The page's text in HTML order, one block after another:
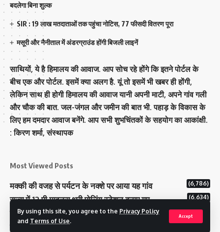
By using this site, you agree to the Privacy Policy
and Terms of Use.
Accept
बदलेगा बिना शुल्क
SIR : 19 लाख मतदाताओं तक पहुंचा नोटिस, 77 फीसदी वितरण पूरा
मसूरी और नैनीताल में अंडरग्राउंड होंगी बिजली लाइनें
साथियों, ये है हिमालय की आवाज. आप सोच रहे होंगे कि इतने पोर्टल के
बीच एक और पोर्टल. इसमें क्या अलग है. यूं तो इसमें भी खबर ही होंगी,
लेकिन साथ ही होगी हिमालय की आवाज यानी अपनी माटी, अपने गांव गली
और चौक की बात. जल-जंगल और जमीन की बात भी. पहाड़ के विकास के
लिए हम दमदार आवाज बनेंगे. आप सभी शुभचिंतकों के सहयोग का आकांक्षी.
: किरण शर्मा, संस्‍थापक
Most Viewed Posts
मक्‍की की वजह से पर्यटन के नक्‍शे पर आया यह गांव (6,786)
राज्य में 12 पी माइनस थ्री पोलिंग स्टेशन बनाए गए (6,634)
टिहरी राजपरिवार के पास 200 करोड से अधिक की संपत्ति (5,124)
कम मतदान प्रतिशत वाले बूथों पर जनजागरूकता में जुटा चुनाव आयोग